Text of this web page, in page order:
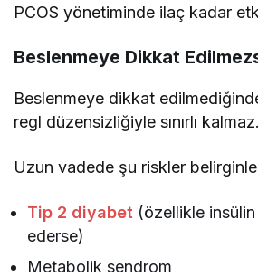
PCOS yönetiminde ilaç kadar
Beslenmeye Dikkat
Beslenmeye dikkat
regl düzensizliğiyle sınırlı kalmaz.
Uzun vadede şu riskler
Tip 2 diyabet (özellikle
ederse)
Metabolik sendrom